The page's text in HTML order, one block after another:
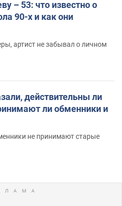
– 53: что известно о
90-х и как они
артист не забывал о личном
действительны ли
ли обменники и
не принимают старые